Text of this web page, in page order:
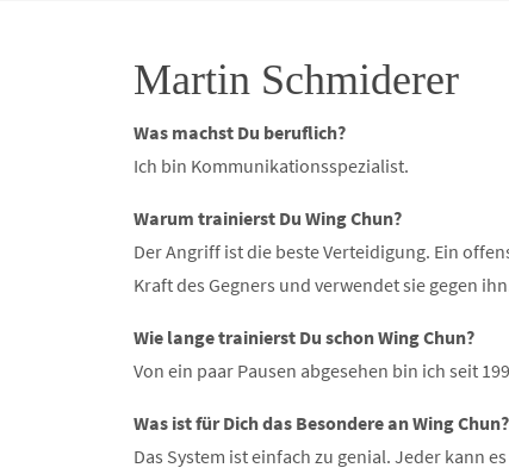
Martin Schmiderer
Was machst Du beruflich?
Ich bin Kommunikationsspezialist.
Warum trainierst Du Wing Chun?
Der Angriff ist die beste Verteidigung. Ein
Kraft des Gegners und verwendet sie gegen
Wie lange trainierst Du schon Wing Chun?
Von ein paar Pausen abgesehen bin ich seit
Was ist für Dich das Besondere an Wing Chun?
Das System ist einfach zu genial. Jeder kann